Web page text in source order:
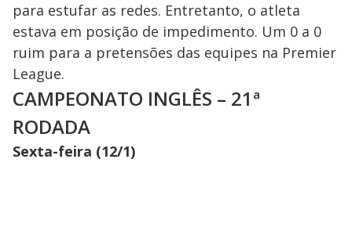
para estufar as redes. Entretanto, o atleta
estava em posição de impedimento. Um 0 a 0
ruim para a pretensões das equipes na Premier
League.
CAMPEONATO INGLÊS – 21ª
RODADA
Sexta-feira (12/1)